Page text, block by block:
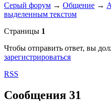
Серый форум → Общение →
выделенным текстом
Страницы 1
Чтобы отправить ответ, вы
зарегистрироваться
RSS
Сообщения 31